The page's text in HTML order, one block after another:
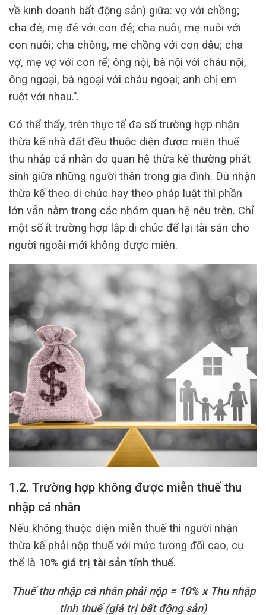
về kinh doanh bất động sản) giữa: vợ với chồng;
cha đẻ, mẹ đẻ với con đẻ; cha nuôi, mẹ nuôi với
con nuôi; cha chồng, mẹ chồng với con dâu; cha
vợ, mẹ vợ với con rể; ông nội, bà nội với cháu nội,
ông ngoại, bà ngoại với cháu ngoại; anh chị em
ruột với nhau.”.
Có thể thấy, trên thực tế đa số trường hợp nhận
thừa kế nhà đất đều thuộc diện được miễn thuế
thu nhập cá nhân do quan hệ thừa kế thường phát
sinh giữa những người thân trong gia đình. Dù nhận
thừa kế theo di chúc hay theo pháp luật thì phần
lớn vẫn nằm trong các nhóm quan hệ nêu trên. Chỉ
một số ít trường hợp lập di chúc để lại tài sản cho
người ngoài mới không được miễn.
1.2. Trường hợp không được miễn thuế thu
nhập cá nhân
Nếu không thuộc diện miễn thuế thì người nhận
thừa kế phải nộp thuế với mức tương đối cao, cụ
thể là 10% giá trị tài sản tính thuế.
Thuế thu nhập cá nhân phải nộp = 10% x Thu nhập
tính thuế (giá trị bất động sản)